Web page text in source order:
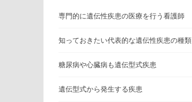
専門的に遺伝性疾患の医療を行う看護師
知っておきたい代表的な遺伝性疾患の種類
糖尿病や心臓病も遺伝型式疾患
遺伝型式から発生する疾患